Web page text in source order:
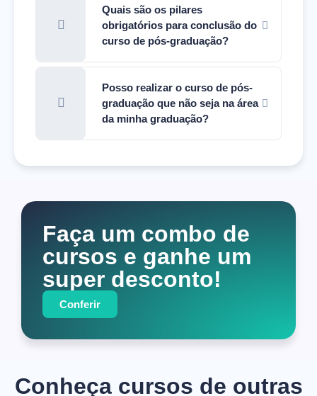
Quais são os pilares
obrigatórios para conclusão do
curso de pós-graduação?
Posso realizar o curso de pós-
graduação que não seja na área
da minha graduação?
Faça um combo de
cursos e ganhe um
super desconto!
Conferir
Conheça cursos de outras